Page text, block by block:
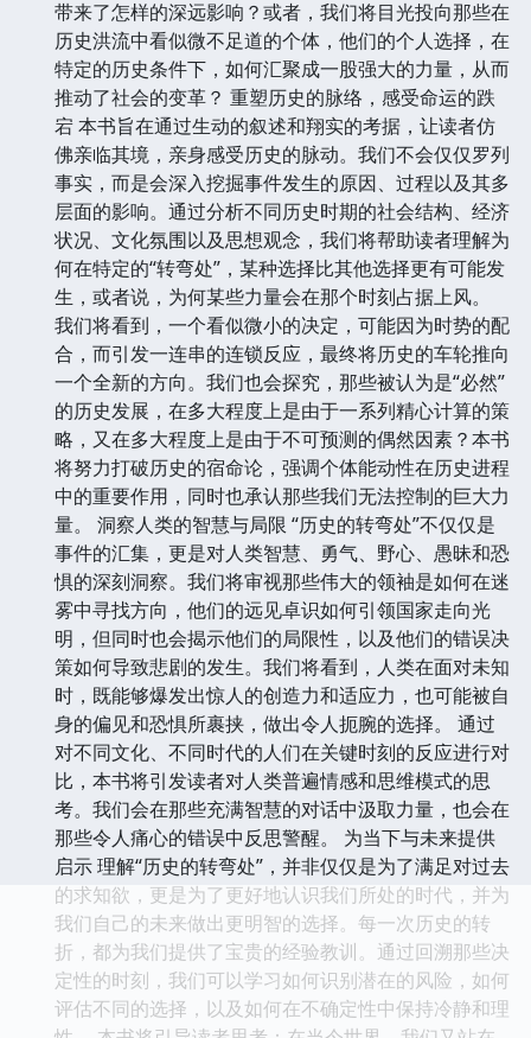
带来了怎样的深远影响？或者，我们将目光投向那些在
历史洪流中看似微不足道的个体，他们的个人选择，在
特定的历史条件下，如何汇聚成一股强大的力量，从而
推动了社会的变革？ 重塑历史的脉络，感受命运的跌
宕 本书旨在通过生动的叙述和翔实的考据，让读者仿
佛亲临其境，亲身感受历史的脉动。我们不会仅仅罗列
事实，而是会深入挖掘事件发生的原因、过程以及其多
层面的影响。通过分析不同历史时期的社会结构、经济
状况、文化氛围以及思想观念，我们将帮助读者理解为
何在特定的“转弯处”，某种选择比其他选择更有可能发
生，或者说，为何某些力量会在那个时刻占据上风。
我们将看到，一个看似微小的决定，可能因为时势的配
合，而引发一连串的连锁反应，最终将历史的车轮推向
一个全新的方向。我们也会探究，那些被认为是“必然”
的历史发展，在多大程度上是由于一系列精心计算的策
略，又在多大程度上是由于不可预测的偶然因素？本书
将努力打破历史的宿命论，强调个体能动性在历史进程
中的重要作用，同时也承认那些我们无法控制的巨大力
量。 洞察人类的智慧与局限 “历史的转弯处”不仅仅是
事件的汇集，更是对人类智慧、勇气、野心、愚昧和恐
惧的深刻洞察。我们将审视那些伟大的领袖是如何在迷
雾中寻找方向，他们的远见卓识如何引领国家走向光
明，但同时也会揭示他们的局限性，以及他们的错误决
策如何导致悲剧的发生。我们将看到，人类在面对未知
时，既能够爆发出惊人的创造力和适应力，也可能被自
身的偏见和恐惧所裹挟，做出令人扼腕的选择。 通过
对不同文化、不同时代的人们在关键时刻的反应进行对
比，本书将引发读者对人类普遍情感和思维模式的思
考。我们会在那些充满智慧的对话中汲取力量，也会在
那些令人痛心的错误中反思警醒。 为当下与未来提供
启示 理解“历史的转弯处”，并非仅仅是为了满足对过去
的求知欲，更是为了更好地认识我们所处的时代，并为
我们自己的未来做出更明智的选择。每一次历史的转
折，都为我们提供了宝贵的经验教训。通过回溯那些决
定性的时刻，我们可以学习如何识别潜在的风险，如何
评估不同的选择，以及如何在不确定性中保持冷静和理